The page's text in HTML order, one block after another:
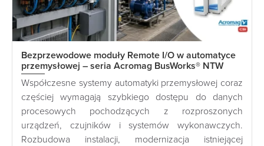
Bezprzewodowe moduły Remote I/O w automatyce
przemysłowej – seria Acromag BusWorks® NTW
Współczesne systemy automatyki przemysłowej coraz
częściej wymagają szybkiego dostępu do danych
procesowych pochodzących z rozproszonych
urządzeń, czujników i systemów wykonawczych.
Rozbudowa instalacji, modernizacja istniejącej